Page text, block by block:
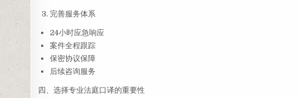
完善服务体系
24小时应急响应
案件全程跟踪
保密协议保障
后续咨询服务
四、选择专业法庭口译的重要性